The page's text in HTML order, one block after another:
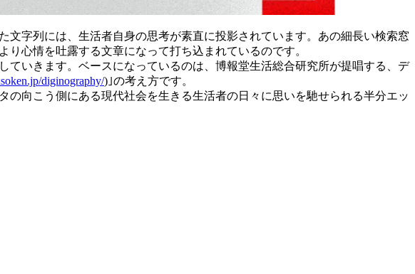
字列には、生活者自身の思考が素直に投影されています。あの細長い検索窓
心情を吐露する文章になって打ち込まれているのです。
いきます。ベースになっているのは、博報堂生活総合研究所が提唱する、デ
diginography/)｣の考え方です。
向こう側にある現代社会を生きる生活者の日々に思いを馳せられる半分エッ